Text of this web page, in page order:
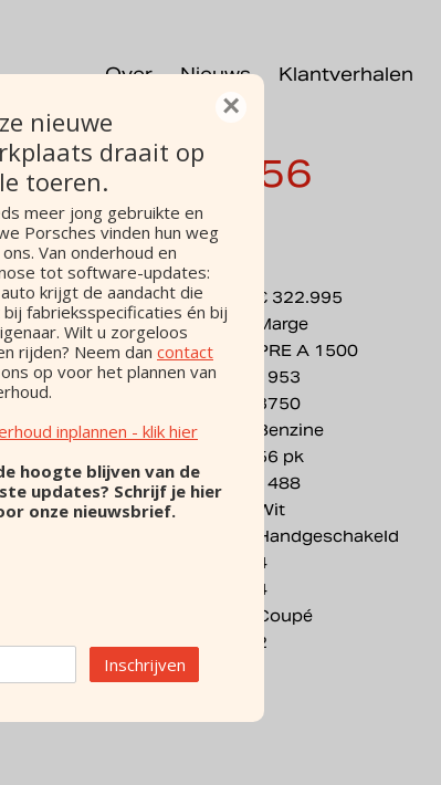
Over Nieuws Klantverhalen
Contact
Porsche 356
PRE A 1500
Prijs € 322.995
BTW/Marge Marge
Type PRE A 1500
Bouwjaar 1953
Kilometerstand 3750
Brandstof Benzine
56 pk
Motorinhoud 1488
Kleur Wit
Handgeschakeld
4
4
Coupé
Deuren 2
×
nieuwe
draait op
toeren.
meer jong gebruikte en
Porsches vinden hun weg
Van onderhoud en
tot software-updates:
krijgt de aandacht die
fabrieksspecificaties én bij
Wilt u zorgeloos
rijden? Neem dan contact
op voor het plannen van
inplannen - klik hier
hoogte blijven van de
updates? Schrijf je hier
onze nieuwsbrief.
Inschrijven